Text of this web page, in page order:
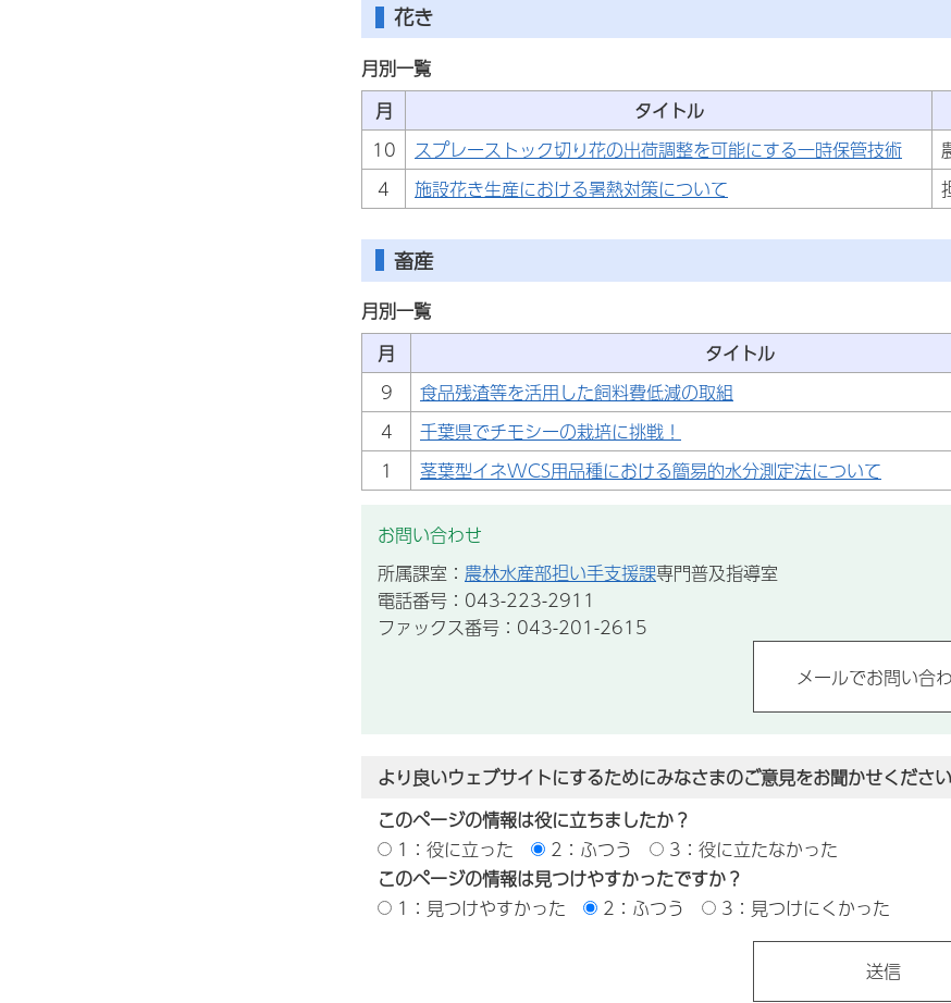
花き
月別一覧
月
タイトル
10
スプレーストック切り花の出荷調整を可能にする一時保管技術
4
施設花き生産における暑熱対策について
畜産
月別一覧
月
タイトル
9
食品残渣等を活用した飼料費低減の取組
4
千葉県でチモシーの栽培に挑戦！
1
茎葉型イネWCS用品種における簡易的水分測定法について
お問い合わせ
所属課室： 農林水産部担い手支援課専門普及指導室
電話番号：043-223-2911
ファックス番号：043-201-2615
より良いウェブサイトにするためにみなさまのご意見をお聞かせください
このページの情報は役に立ちましたか？
1：役に立った
2：ふつう
3：役に立たなかった
このページの情報は見つけやすかったですか？
1：見つけやすかった
2：ふつう 3：見つけにくかった